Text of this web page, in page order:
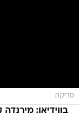
סריקה
בווידיאו: